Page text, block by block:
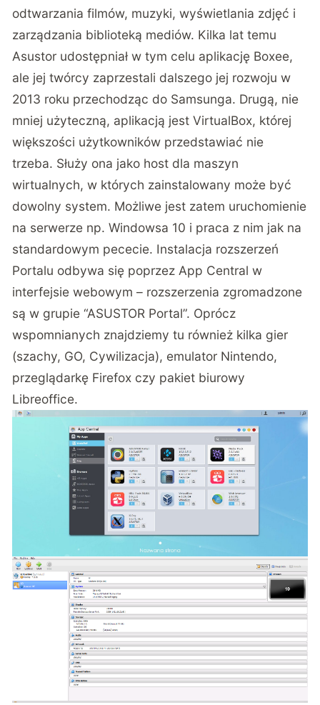
odtwarzania filmów, muzyki, wyświetlania zdjęć i
zarządzania biblioteką mediów. Kilka lat temu
Asustor udostępniał w tym celu aplikację Boxee,
ale jej twórcy zaprzestali dalszego jej rozwoju w
2013 roku przechodząc do Samsunga. Drugą, nie
mniej użyteczną, aplikacją jest VirtualBox, której
większości użytkowników przedstawiać nie
trzeba. Służy ona jako host dla maszyn
wirtualnych, w których zainstalowany może być
dowolny system. Możliwe jest zatem uruchomienie
na serwerze np. Windowsa 10 i praca z nim jak na
standardowym pececie. Instalacja rozszerzeń
Portalu odbywa się poprzez App Central w
interfejsie webowym – rozszerzenia zgromadzone
są w grupie “ASUSTOR Portal”. Oprócz
wspomnianych znajdziemy tu również kilka gier
(szachy, GO, Cywilizacja), emulator Nintendo,
przeglądarkę Firefox czy pakiet biurowy
Libreoffice.